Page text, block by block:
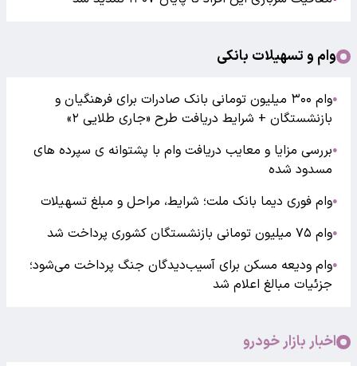
وام و تسهیلات بانکی
●
وام ۳۰۰ میلیون تومانی بانک صادرات برای فرهنگیان و
بازنشستگان + شرایط دریافت طرح «جاری طلایی ۲»
●بررسی مزایا و معایب دریافت وام با پشتوانه ی سپرده های
مسدود شده
●وام فوری دیما بانک ملت؛ شرایط، مراحل و مبلغ تسهیلات
●وام ۷۵ میلیون تومانی بازنشستگان کشوری پرداخت شد
●وام ودیعه مسکن برای آسیب‌دیدگان جنگ پرداخت می‌شود؛
جزئیات مبالغ اعلام شد
اخبار بازار خودرو